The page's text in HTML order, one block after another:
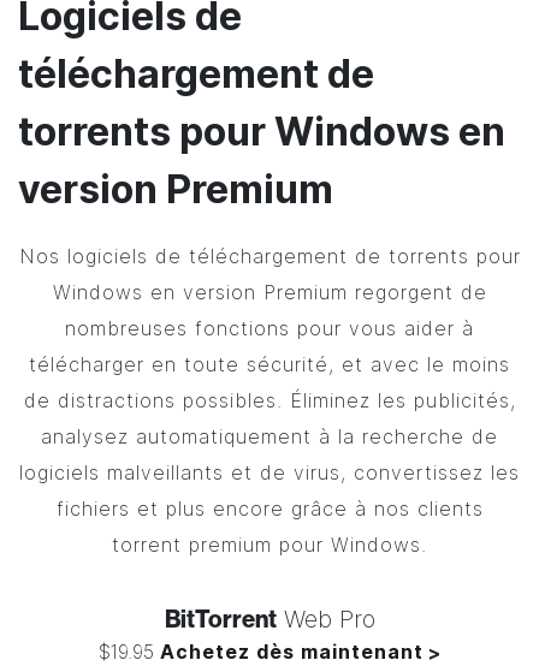
Logiciels de
téléchargement de
torrents pour Windows en
version Premium
Nos logiciels de téléchargement de torrents pour
Windows en version Premium regorgent de
nombreuses fonctions pour vous aider à
télécharger en toute sécurité, et avec le moins
de distractions possibles. Éliminez les publicités,
analysez automatiquement à la recherche de
logiciels malveillants et de virus, convertissez les
fichiers et plus encore grâce à nos clients
torrent premium pour Windows.
BitTorrent Web Pro
$19.95 Achetez dès maintenant >